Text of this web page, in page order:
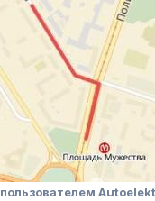
пользователем